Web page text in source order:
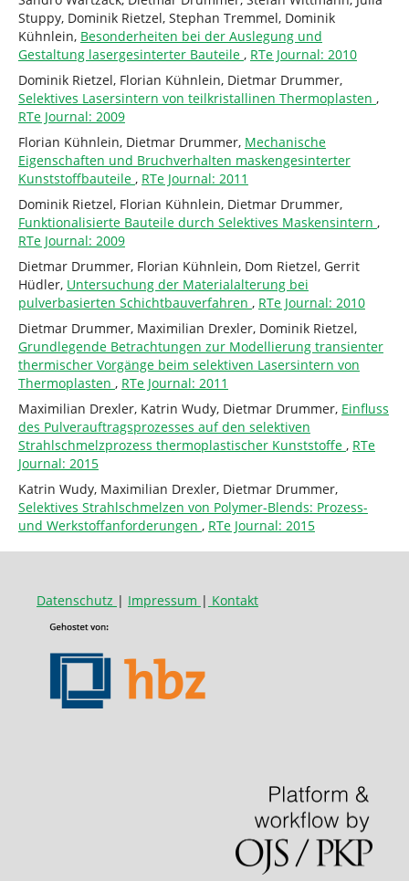
Stuppy, Dominik Rietzel, Stephan Tremmel, Dominik
Kühnlein, Besonderheiten bei der Auslegung und
Gestaltung lasergesinterter Bauteile , RTe Journal: 2010
Dominik Rietzel, Florian Kühnlein, Dietmar Drummer,
Selektives Lasersintern von teilkristallinen Thermoplasten ,
RTe Journal: 2009
Florian Kühnlein, Dietmar Drummer, Mechanische
Eigenschaften und Bruchverhalten maskengesinterter
Kunststoffbauteile , RTe Journal: 2011
Dominik Rietzel, Florian Kühnlein, Dietmar Drummer,
Funktionalisierte Bauteile durch Selektives Maskensintern ,
RTe Journal: 2009
Dietmar Drummer, Florian Kühnlein, Dom Rietzel, Gerrit
Hüdler, Untersuchung der Materialalterung bei
pulverbasierten Schichtbauverfahren , RTe Journal: 2010
Dietmar Drummer, Maximilian Drexler, Dominik Rietzel,
Grundlegende Betrachtungen zur Modellierung transienter
thermischer Vorgänge beim selektiven Lasersintern von
Thermoplasten , RTe Journal: 2011
Maximilian Drexler, Katrin Wudy, Dietmar Drummer, Einfluss
des Pulverauftragsprozesses auf den selektiven
Strahlschmelzprozess thermoplastischer Kunststoffe , RTe
Journal: 2015
Katrin Wudy, Maximilian Drexler, Dietmar Drummer,
Selektives Strahlschmelzen von Polymer-Blends: Prozess-
und Werkstoffanforderungen , RTe Journal: 2015
Datenschutz | Impressum | Kontakt